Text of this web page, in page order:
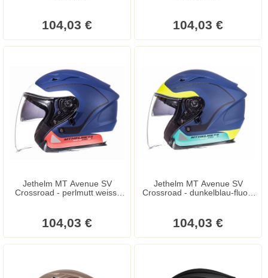
104,03 € 104,03 €
Jethelm MT Avenue SV
Crossroad - perlmutt weiss-
104,03 €
Jethelm MT Avenue SV
Crossroad - dunkelblau-fluor-
104,03 €